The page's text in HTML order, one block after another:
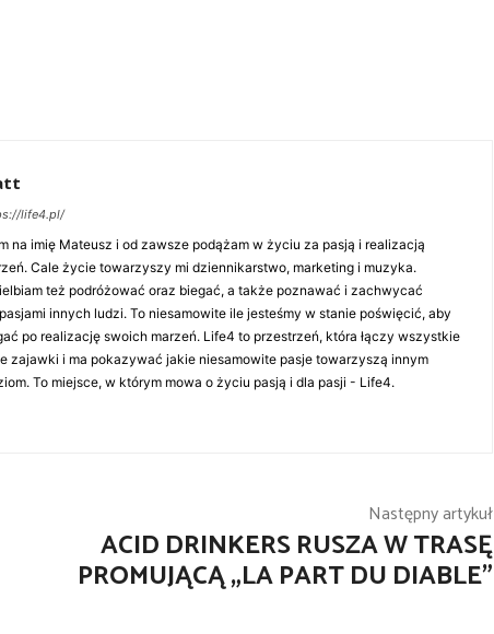
life4.pl/
na imię Mateusz i od zawsze podążam w życiu za pasją i realizacją
Cale życie towarzyszy mi dziennikarstwo, marketing i muzyka.
też podróżować oraz biegać, a także poznawać i zachwycać
innych ludzi. To niesamowite ile jesteśmy w stanie poświęcić, aby
po realizację swoich marzeń. Life4 to przestrzeń, która łączy wszystkie
zajawki i ma pokazywać jakie niesamowite pasje towarzyszą innym
To miejsce, w którym mowa o życiu pasją i dla pasji - Life4.
Następny artykuł
ACID DRINKERS RUSZA W TRASĘ
PROMUJĄCĄ „LA PART DU DIABLE”